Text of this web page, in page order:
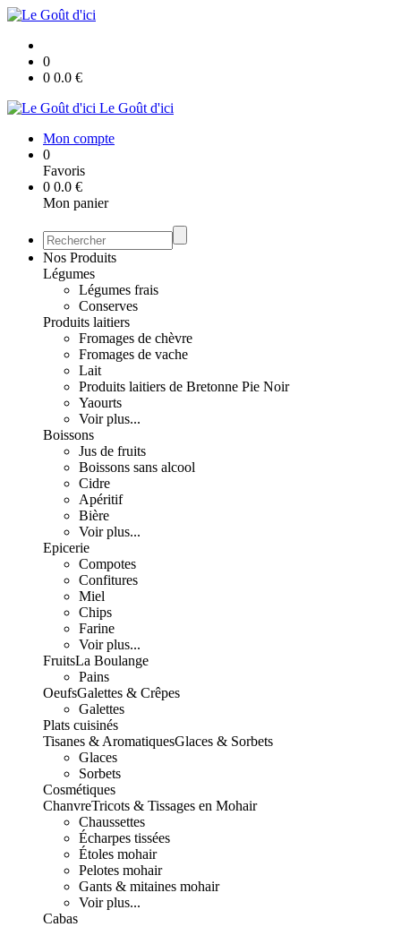
0
0 0.0 €
Le Goût d'ici
Mon compte
0
Favoris
0 0.0 €
Mon panier
Nos Produits
Légumes
Légumes frais
Conserves
Produits laitiers
Fromages de chèvre
Fromages de vache
Lait
Produits laitiers de Bretonne Pie Noir
Yaourts
Voir plus...
Boissons
Jus de fruits
Boissons sans alcool
Cidre
Apéritif
Bière
Voir plus...
Epicerie
Compotes
Confitures
Miel
Chips
Farine
Voir plus...
FruitsLa Boulange
Pains
OeufsGalettes & Crêpes
Galettes
Plats cuisinés
Tisanes & AromatiquesGlaces & Sorbets
Glaces
Sorbets
Cosmétiques
ChanvreTricots & Tissages en Mohair
Chaussettes
Écharpes tissées
Étoles mohair
Pelotes mohair
Gants & mitaines mohair
Voir plus...
Cabas